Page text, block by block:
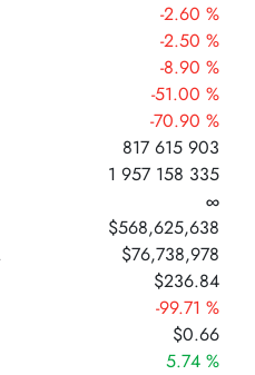
-2.60 %
-2.50 %
-8.90 %
-51.00 %
-70.90 %
817 615 903
1 957 158 335
∞
$568,625,638
$76,738,978
$236.84
-99.71 %
$0.66
5.74 %